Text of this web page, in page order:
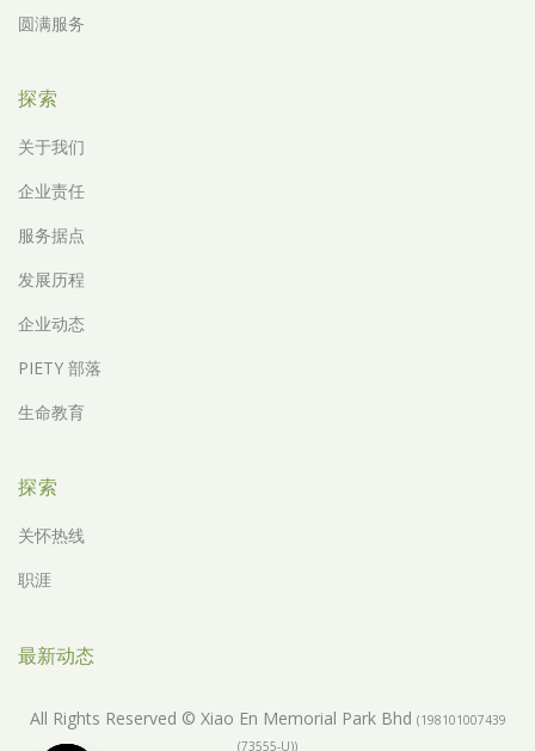
圆满服务
探索
关于我们
企业责任
服务据点
发展历程
企业动态
PIETY 部落
生命教育
探索
关怀热线
职涯
最新动态
All Rights Reserved © Xiao En Memorial Park Bhd (198101007439
(73555-U))